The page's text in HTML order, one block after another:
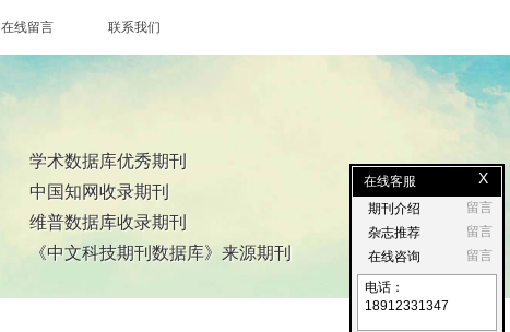
在线留言 联系我们
学术数据库优秀期刊
中国知网收录期刊
维普数据库收录期刊
《中文科技期刊数据库》来源期刊
X
在线客服
留言
期刊介绍
留言
杂志推荐
留言
在线咨询
电话：
18912331347